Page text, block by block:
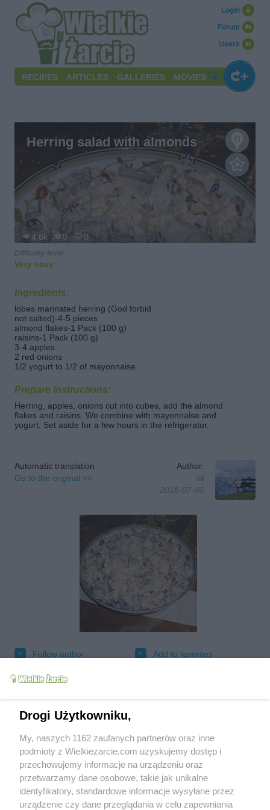
Users
Forum
Login
RECIPES ARTICLES GALLERIES MOVIES
Herring salad with almonds
4.6k 0 0
Very easy
Ingredients:
lobes marinated herring (God forbid
not salted)-4-5 pieces
almond flakes-1 Pack (100 g)
raisins-1 Pack (100 g)
3-4 apples
2 red onions
1/2 yogurt to 1/2 of mayonnaise
Prepare instructions:
Herring, apples, onions cut into cubes, add the almond
flakes and raisins. We combine with mayonnaise and
yogurt. Set aside for a few hours in the refrigerator.
Automatic translation
Go to the original >>
Author:
till
2016-07-05
Follow author
Add to favorites
Print
Drogi Użytkowniku,
My, naszych 1162 zaufanych partnerów oraz inne
podmioty z Wielkiezarcie.com uzyskujemy dostęp i
przechowujemy informacje na urządzeniu oraz
przetwarzamy dane osobowe, takie jak unikalne
identyfikatory, standardowe informacje wysyłane przez
urządzenie czy dane przeglądania w celu zapewniania